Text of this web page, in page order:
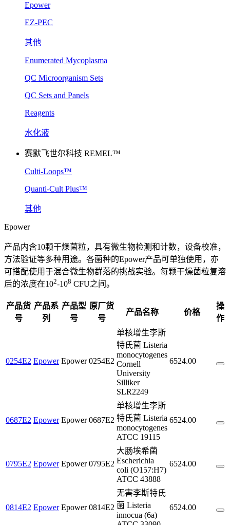
Epower
EZ-PEC
其他
Enumerated Mycoplasma
QC Microorganism Sets
QC Sets and Panels
Reagents
水化液
赛默飞世尔科技 REMEL™
Culti-Loops™
Quanti-Cult Plus™
其他
Epower
产品内含10颗干燥菌粒，具有微生物检测和计数，设备校准，
方法验证等多种用途。各菌种的Epower产品可单独使用，亦
可搭配使用于混合微生物群落的挑战实验。每颗干燥菌粒复溶
后的浓度在102-108 CFU之间。
产品货
号
产品系
列
产品型
号
原厂货
号
产品名称 价格
操
作
0254E2 Epower Epower 0254E2
单核增生李斯
特氏菌 Listeria
monocytogenes
Cornell
University
Silliker
SLR2249
6524.00
0687E2 Epower Epower 0687E2
单核增生李斯
特氏菌 Listeria
monocytogenes
ATCC 19115
6524.00
0795E2 Epower Epower 0795E2
大肠埃希菌
Escherichia
coli (O157:H7)
ATCC 43888
6524.00
0814E2 Epower Epower 0814E2
无害李斯特氏
菌 Listeria
innocua (6a)
6524.00